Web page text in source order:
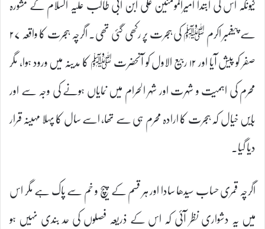
سے پیغمبر اکرم ﷺ کی ہجرت پر رکھی گئی تھی۔ اگرچہ ہجرت کا واقعہ ۲۷
صفر کو پیش آیا اور ۱۲ ربیع الاول کو آنحضرت ﷺ کا مدینہ میں ورود ہوا، مگر
محرم کی اہمیت و شہرت اور شہر الحرام میں نمایاں ہونے کی وجہ سے اور
بایں خیال کہ ہجرت کا ارادہ محرم ہی سے تھا، اسے سال کا پہلا مہینہ قرار
دیا گیا۔
اگرچہ قمری حساب سیدھا سادا اور ہر قسم کے پیچ و خم سے پاک ہے مگر اس
میں یہ دشواری نظر آئی کہ اس کے ذریعہ فصلوں کی حد بندی نہیں ہو